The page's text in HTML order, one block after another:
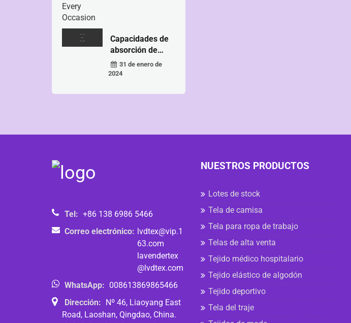
Capacidades de
absorción de
humedad...
31 de enero de
2024
Tel: +86 138 6986 5466
Correo electrónico: lvdtex@vip.1
63.com
lavendertex
@lvdtex.com
WhatsApp: 008613869865466
Dirección: Nº 46, Liaoyang East
Road, Laoshan, Qingdao, China.
NUESTROS PRODUCTOS
Lotes de stock
Tela de camisa
Tela para ropa de trabajo
Telas de alta venta
Tejido médico hospitalario
Tejido elástico de algodón
Tejido deportivo
Tela del traje